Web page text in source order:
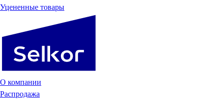
Уцененные товары
О компании
Распродажа